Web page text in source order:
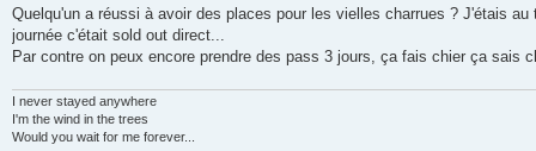
s
a
g
Quelqu'un a réussi à avoir des places pour les vielles charrues ? J'étais
journée c'était sold out direct...
Par contre on peux encore prendre des pass 3 jours, ça fais chier ça sais
I never stayed anywhere
I'm the wind in the trees
Would you wait for me forever...